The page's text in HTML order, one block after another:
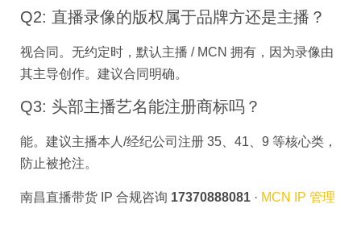
Q2: 直播录像的版权属于品牌方还是主播？
视合同。无约定时，默认主播 / MCN 拥有，因为录像由
其主导创作。建议合同明确。
Q3: 头部主播艺名能注册商标吗？
能。建议主播本人/经纪公司注册 35、41、9 等核心类，
防止被抢注。
南昌直播带货 IP 合规咨询 17370888081 · MCN IP 管理